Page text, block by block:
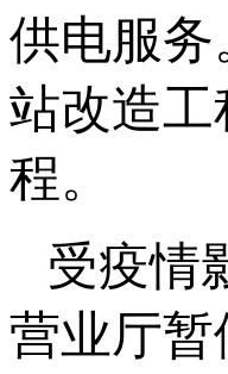
供电服
站改造
程。
受疫情
营业厅暂